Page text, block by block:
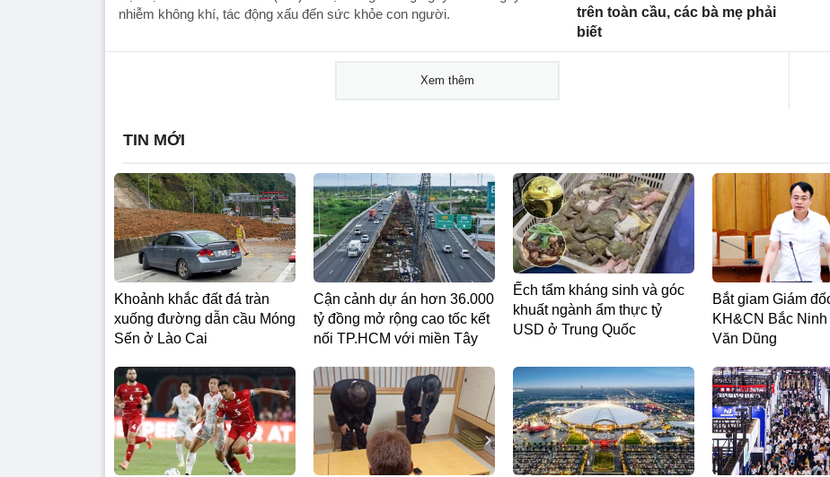
nhiễm không khí, tác động xấu đến sức khỏe con người.
trên toàn cầu, các bà mẹ phải
biết
Xem thêm
TIN MỚI
Khoảnh khắc đất đá tràn
xuống đường dẫn cầu Móng
Sến ở Lào Cai
Cận cảnh dự án hơn 36.000
tỷ đồng mở rộng cao tốc kết
nối TP.HCM với miền Tây
Ếch tẩm kháng sinh và góc
khuất ngành ẩm thực tỷ
USD ở Trung Quốc
Bắt giam Giám
KH&CN Bắc
Văn Dũng